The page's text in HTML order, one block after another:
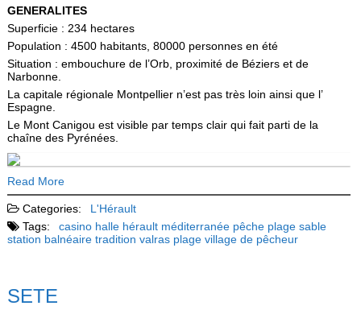
GENERALITES
Superficie : 234 hectares
Population : 4500 habitants, 80000 personnes en été
Situation : embouchure de l’Orb, proximité de Béziers et de
Narbonne.
La capitale régionale Montpellier n’est pas très loin ainsi que l’
Espagne.
Le Mont Canigou est visible par temps clair qui fait parti de la
chaîne des Pyrénées.
Read More
Categories:
L'Hérault
Tags:
casino halle hérault méditerranée pêche plage sable
station balnéaire tradition valras plage village de pêcheur
SETE